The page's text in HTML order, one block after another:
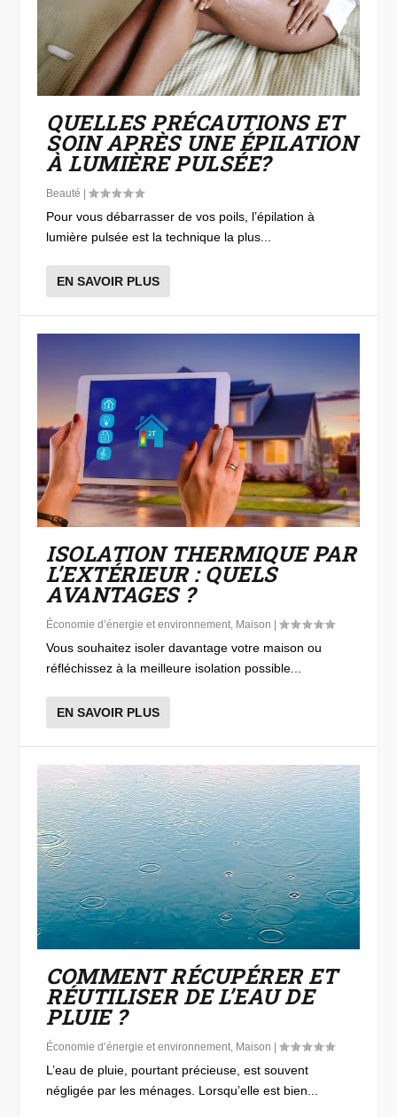
QUELLES PRÉCAUTIONS ET
SOIN APRÈS UNE ÉPILATION
À LUMIÈRE PULSÉE?
Beauté |
Pour vous débarrasser de vos poils, l’épilation à
lumière pulsée est la technique la plus...
EN SAVOIR PLUS
ISOLATION THERMIQUE PAR
L’EXTÉRIEUR : QUELS
AVANTAGES ?
Économie d’énergie et environnement, Maison |
Vous souhaitez isoler davantage votre maison ou
réfléchissez à la meilleure isolation possible...
EN SAVOIR PLUS
COMMENT RÉCUPÉRER ET
RÉUTILISER DE L’EAU DE
PLUIE ?
Économie d’énergie et environnement, Maison |
L’eau de pluie, pourtant précieuse, est souvent
négligée par les ménages. Lorsqu’elle est bien...